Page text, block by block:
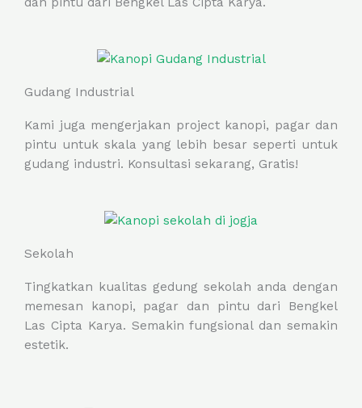
Gudang Industrial
Kami juga mengerjakan project kanopi, pagar dan
pintu untuk skala yang lebih besar seperti untuk
gudang industri. Konsultasi sekarang, Gratis!
Sekolah
Tingkatkan kualitas gedung sekolah anda dengan
memesan kanopi, pagar dan pintu dari Bengkel
Las Cipta Karya. Semakin fungsional dan semakin
estetik.